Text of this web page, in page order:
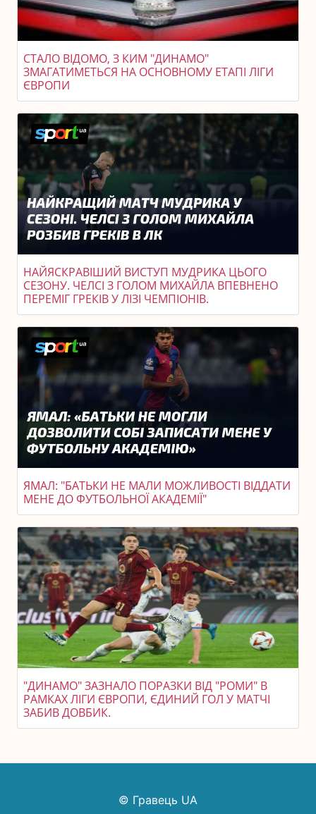
СТАЛО ВІДОМО, З КИМ "ДИНАМО"
ЗМАГАТИМЕТЬСЯ НА ОСНОВНОМУ ЕТАПІ ЛІГИ
ЄВРОПИ
НАЙЯСКРАВІШИЙ ВИСТУП МУДРИКА ЦЬОГО
СЕЗОНУ. ЧЕЛСІ З ГОЛОМ МИХАЙЛА ВПЕВНЕНО
ПЕРЕМІГ ГРЕКІВ У ЛІЗІ ЧЕМПІОНІВ.
ЯМАЛ: "БАТЬКИ НЕ МАЛИ МОЖЛИВОСТІ ВІДДАТИ
МЕНЕ ДО ФУТБОЛЬНОЇ АКАДЕМІЇ"
"ДИНАМО" ЗАЗНАЛО ПОРАЗКИ ВІД "РОМИ" В
РАМКАХ ЛІГИ ЄВРОПИ, ЄДИНИЙ ГОЛ У МАТЧІ
ЗАБИВ ДОВБИК.
© Гравець UA